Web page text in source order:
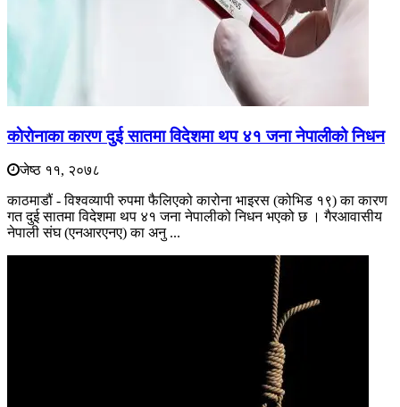
काेराेनाका कारण दुई सातमा विदेशमा थप ४१ जना नेपालीको निधन
जेष्ठ ११, २०७८
काठमाडौं - विश्वव्यापी रुपमा फैलिएको कारोना भाइरस (कोभिड १९) का कारण
गत दुई सातमा विदेशमा थप ४१ जना नेपालीको निधन भएको छ । गैरआवासीय
नेपाली संघ (एनआरएनए) का अनु ...